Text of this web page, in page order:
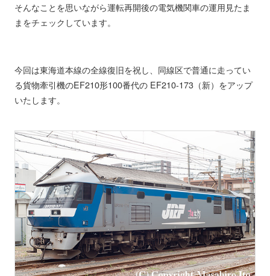
そんなことを思いながら運転再開後の電気機関車の運用見たま
まをチェックしています。
今回は東海道本線の全線復旧を祝し、同線区で普通に走ってい
る貨物牽引機のEF210形100番代の EF210-173（新）をアップ
いたします。